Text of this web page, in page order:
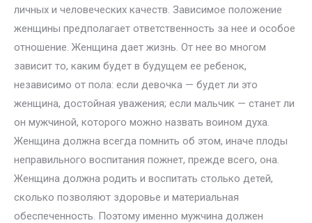
личных и человеческих качеств. Зависимое положение
женщины предполагает ответственность за нее и особое
отношение. Женщина дает жизнь. От нее во многом
зависит то, каким будет в будущем ее ребенок,
независимо от пола: если девочка — будет ли это
женщина, достойная уважения; если мальчик — станет ли
он мужчиной, которого можно назвать воином духа.
Женщина должна всегда помнить об этом, иначе плоды
неправильного воспитания пожнет, прежде всего, она.
Женщина должна родить и воспитать столько детей,
сколько позволяют здоровье и материальная
обеспеченность. Поэтому именно мужчина должен